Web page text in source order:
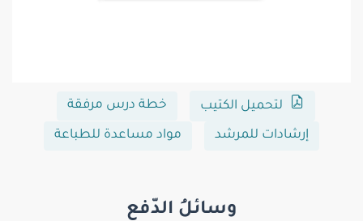
لتحميل الكتيب خطة درس مرفقة
إرشادات للمرشد مواد مساعدة للطباعة
وسائلُ الدّفع